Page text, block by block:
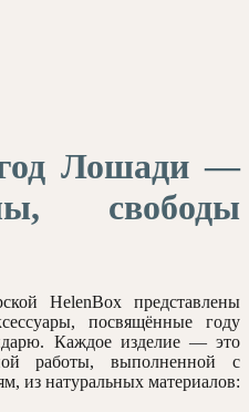
Лошади —
свободы
HelenBox представлены
посвящённые году
Каждое изделие — это
работы, выполненной с
из натуральных материалов: